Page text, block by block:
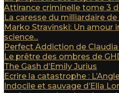
Attirance criminelle tome 3
La caresse du milliardaire de
Marko Stravinski: Un amour
science...
Perfect Addiction de Claudia
Le prêtre des ombres de
The Gash d’Emily Jurius
Ecrire la catastrophe :
Indocile et sauvage d’Ella